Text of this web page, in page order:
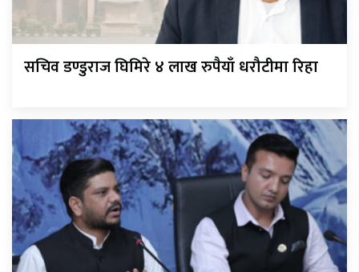
सचिव डण्डुराज घिमिरे ४ लाख रुपैयाँ धरौटीमा रिहा